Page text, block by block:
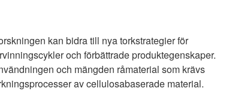
kan bidra till nya torkstrategier för
och förbättrade produktegenskaper.
och mängden råmaterial som krävs
av cellulosabaserade material.